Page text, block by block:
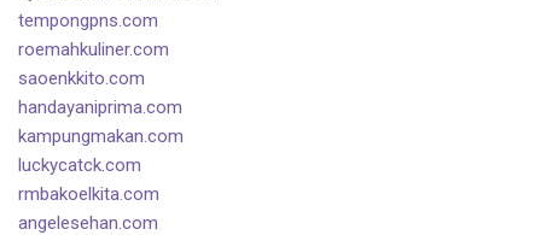
tempongpns.com
roemahkuliner.com
saoenkkito.com
handayaniprima.com
kampungmakan.com
luckycatck.com
rmbakoelkita.com
angelesehan.com